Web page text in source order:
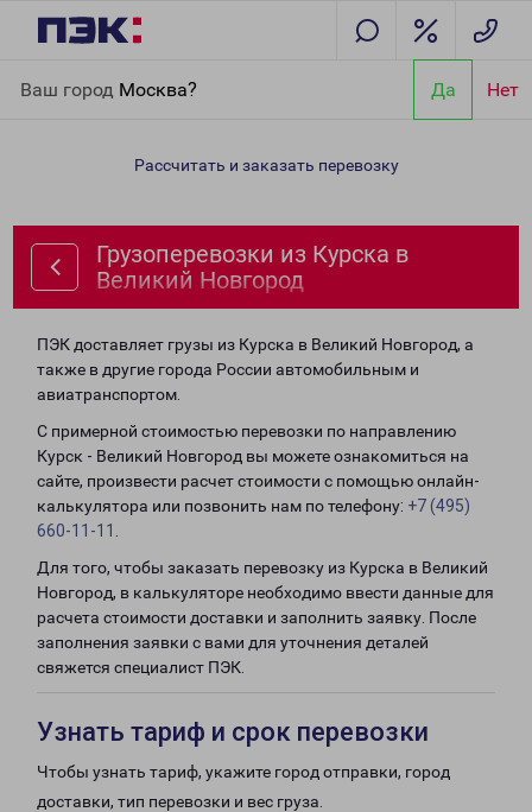
Ваш город Москва? Да Нет
Новгород
Рассчитать и заказать перевозку
Грузоперевозки из Курска в
Великий Новгород
ПЭК доставляет грузы из Курска в Великий Новгород, а
также в другие города России автомобильным и
авиатранспортом.
С примерной стоимостью перевозки по направлению
Курск - Великий Новгород вы можете ознакомиться на
сайте, произвести расчет стоимости с помощью онлайн-
калькулятора или позвонить нам по телефону: +7 (495)
660-11-11
Для того, чтобы заказать перевозку из Курска в Великий
Новгород, в калькуляторе необходимо ввести данные для
расчета стоимости доставки и заполнить заявку. После
заполнения заявки с вами для уточнения деталей
свяжется специалист ПЭК.
Узнать тариф и срок перевозки
Чтобы узнать тариф, укажите город отправки, город
доставки, тип перевозки и вес груза.